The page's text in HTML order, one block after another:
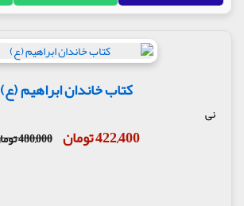
کتاب خاندان ابراهیم (ع)
نی
422,400 تومان 480,000 تومان